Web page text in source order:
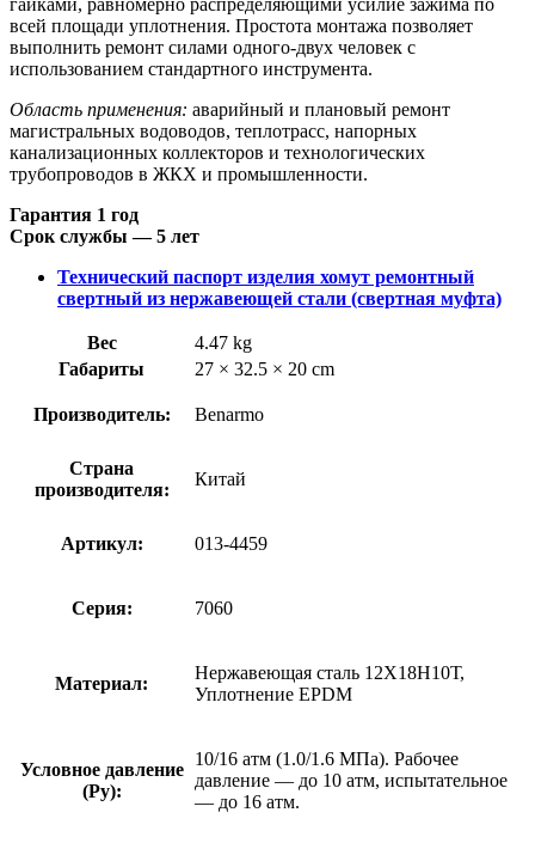
всей площади уплотнения. Простота монтажа позволяет
выполнить ремонт силами одного-двух человек с
использованием стандартного инструмента.
Область применения: аварийный и плановый ремонт
магистральных водоводов, теплотрасс, напорных
канализационных коллекторов и технологических
трубопроводов в ЖКХ и промышленности.
Гарантия 1 год
Срок службы — 5 лет
Технический паспорт изделия хомут ремонтный
свертный из нержавеющей стали (свертная муфта)
Вес
4.47 kg
Габариты
27 × 32.5 × 20 cm
Производитель: Benarmo
Страна
производителя:
Китай
Артикул: 013-4459
Серия: 7060
Материал:
Нержавеющая сталь 12Х18Н10Т,
Уплотнение EPDM
Условное давление
(Ру):
10/16 атм (1.0/1.6 МПа). Рабочее
давление — до 10 атм, испытательное
— до 16 атм.